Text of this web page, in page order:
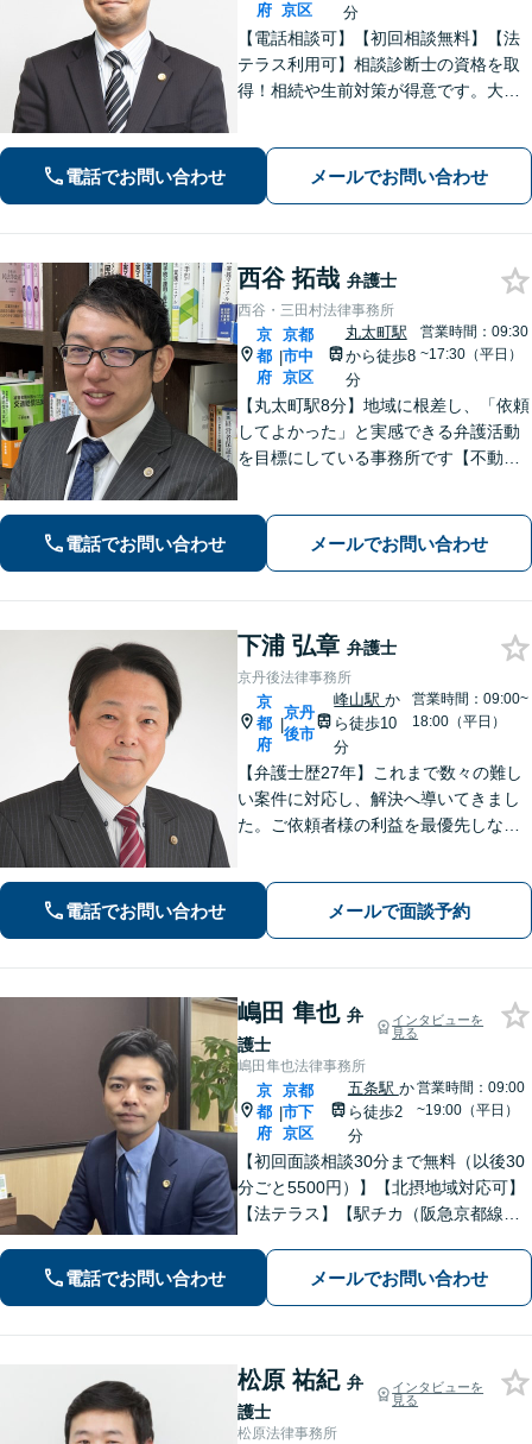
府 京区
分
【電話相談可】【初回相談無料】【法
テラス利用可】相談診断士の資格を取
得！相続や生前対策が得意です。大阪
交換で最良なリーガルサービスを【夜
間・休日面談可】【完全個室】【丸太
電話でお問い合わせ メールでお問い合わせ
西谷 拓哉 弁護士
西谷・三田村法律事務所
京
都
府
|
京都
市中
京区
丸太町駅
から徒歩8
分
営業時間：09:30
~17:30（平日）
【丸太町駅8分】地域に根差し、「依頼
してよかった」と実感できる弁護活動
を目標にしている事務所です【不動
続・遺言】相談者さまに寄り添い、円
滑な相続を目指します
電話でお問い合わせ メールでお問い合わせ
下浦 弘章 弁護士
京丹後法律事務所
京
都
府
|
京丹
後市
峰山駅か
ら徒歩10
分
営業時間：09:00~
18:00（平日）
【弁護士歴27年】これまで数々の難し
い案件に対応し、解決へ導いてきまし
た。ご依頼者様の利益を最優先しなが
に取り組みます。【峰山駅から徒歩圏
内】【兵庫県北部エリアも対応】
電話でお問い合わせ メールで面談予約
嶋田 隼也 弁
護士
インタビューを
見る
嶋田隼也法律事務所
京
都
府
|
京都
市下
京区
五条駅 か
ら徒歩2
分
営業時間：09:00
~19:00（平日）
【初回面談相談30分まで無料（以後30
分ごと5500円）】【北摂地域対応可】
【法テラス】【駅チカ（阪急京都線烏
徒歩４分、地下鉄五条駅１番出口徒歩
２分】丁寧にわかりやすく説明。オン
電話でお問い合わせ メールでお問い合わせ
松原 祐紀 弁
護士
インタビューを
見る
松原法律事務所